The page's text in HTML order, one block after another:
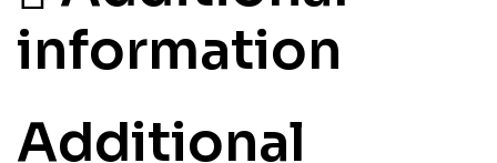
information
Additional